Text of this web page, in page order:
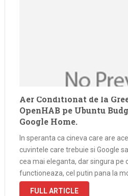
Aer Conditionat de la
OpenHAB pe Ubuntu
Google Home.
In speranta ca cineva care are
cuvintele care trebuie si Google
cea mai eleganta, dar singura pe
functioneaza, cel putin pana la
domini 11 iulie 2021. A fost o
FULL ARTICLE